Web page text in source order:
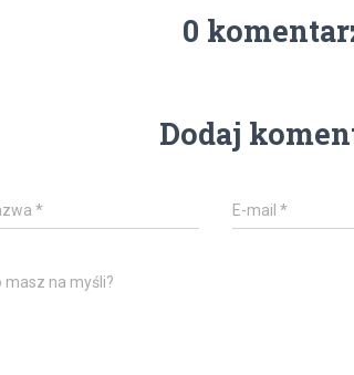
0
Dodaj
* E-mail*
masz na myśli?